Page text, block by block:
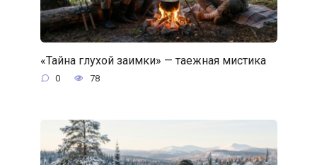
«Тайна глухой заимки» — таежная мистика
0 78